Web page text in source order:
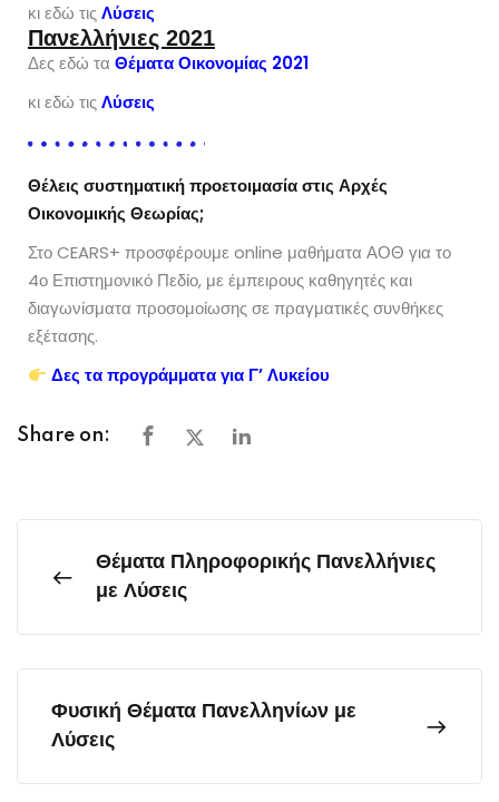
κι εδώ τιςΛύσεις
Πανελλήνιες 2021
Δες εδώ τα Θέματα Οικονομίας 2021
κι εδώ τιςΛύσεις
Θέλεις συστηματική προετοιμασία στις Αρχές
Οικονομικής Θεωρίας;
Στο CEARS+ προσφέρουμε online μαθήματα ΑΟΘ για το
4ο Επιστημονικό Πεδίο, με έμπειρους καθηγητές και
διαγωνίσματα προσομοίωσης σε πραγματικές συνθήκες
εξέτασης.
Δες τα προγράμματα για Γ’ Λυκείου
Share on:
Θέματα Πληροφορικής Πανελλήνιες
με Λύσεις
Φυσική Θέματα Πανελληνίων με
Λύσεις